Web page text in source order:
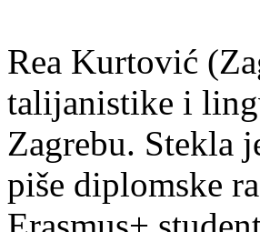
Rea Kurtović
talijanistike i
Zagrebu. Stekla
piše diplomske